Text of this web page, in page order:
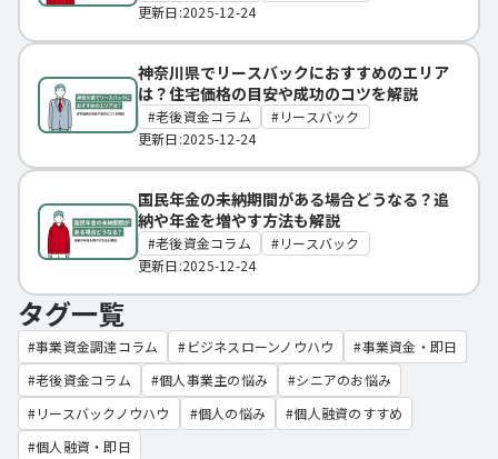
更新日:2025-12-24
神奈川県でリースバックにおすすめのエリア
は？住宅価格の目安や成功のコツを解説
老後資金コラム
リースバック
更新日:2025-12-24
国民年金の未納期間がある場合どうなる？追
納や年金を増やす方法も解説
老後資金コラム
リースバック
更新日:2025-12-24
タグ一覧
事業資金調達コラム ビジネスローンノウハウ
事業資金・即日
老後資金コラム
個人事業主の悩み
シニアのお悩み
リースバックノウハウ
個人の悩み
個人融資のすすめ
個人融資・即日